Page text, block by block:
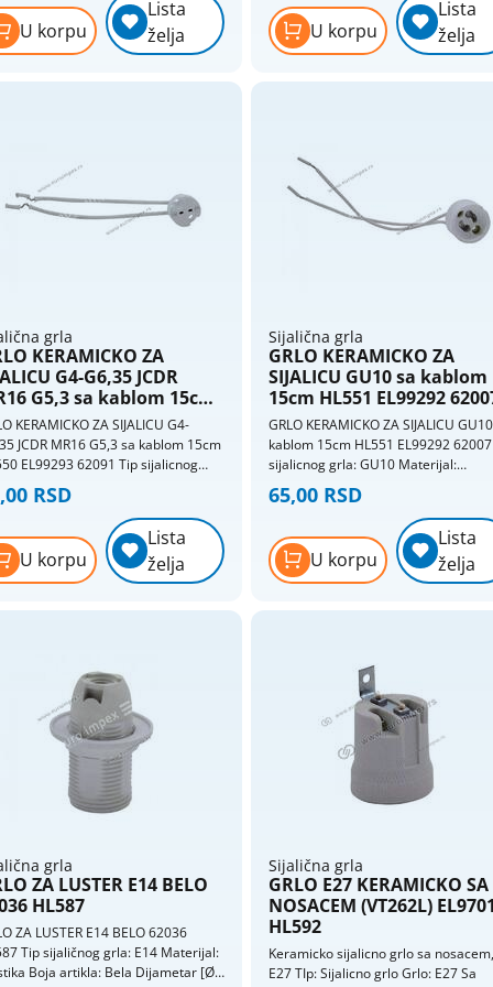
- sobni
- štapni
lux - elektroinstalacioni
lux - og lux prekidači i
kablovi i gajtani
kablovi i podsklopovi
(žice) - licnasti
(žice) - pun presek
silikonski - licnasti
kutije og
kutije ukopavajuce
table
sklopke
osigurači, osnove, umeci
i prenosne priključnice
U korpu
Lista
želja
U korpu
Lista
želja
grla
KERAMICKO ZA
G4-G6,35 JCDR
G5,3 sa kablom 15cm
EL99293 62091
KERAMICKO ZA SIJALICU G4-
JCDR MR16 G5,3 sa kablom 15cm
EL99293 62091 Tip sijalicnog
G4/6.35 Materijal: Keramika Boja
Bela Dijametar [Ø] (mm): 17
RSD
U korpu
Lista
želja
Sijalična grla
GRLO KERAMICKO ZA
SIJALICU GU10 sa kablom
15cm HL551 EL99292
GRLO KERAMICKO ZA SIJALICU
kablom 15cm HL551 EL99292
sijalicnog grla: GU10 Materijal:
Keramika Boja artikla: Bela
[Ø] (mm): 27,5 Visina [h] (mm): 16
65,00 RSD
U korpu
Lista
želja
grla
ZA LUSTER E14 BELO
HL587
ZA LUSTER E14 BELO 62036
Tip sijaličnog grla: E14 Materijal:
Boja artikla: Bela Dijametar [Ø]
Sijalična grla
GRLO E27 KERAMICKO SA
NOSACEM (VT262L)
HL592
Keramicko sijalicno grlo sa nosacem,
E27 TIp: Sijalicno grlo Grlo: E27 Sa